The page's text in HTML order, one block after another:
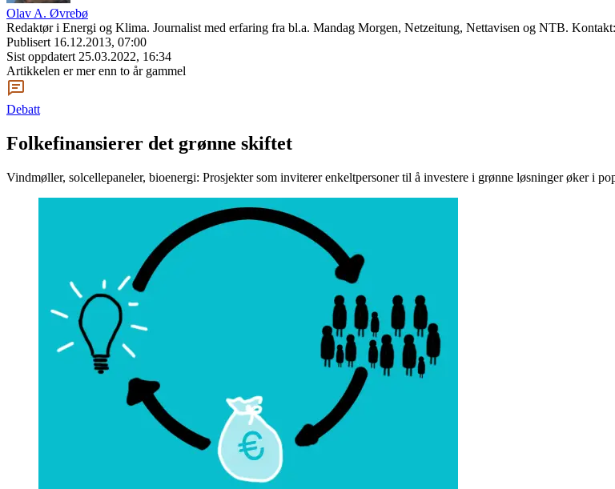
Olav A. Øvrebø
Redaktør i Energi og Klima. Journalist med erfaring fra bl.a. Mandag Morgen, Netzeitung, Nettavisen og NTB.
Publisert 16.12.2013, 07:00
Sist oppdatert 25.03.2022, 16:34
Artikkelen er mer enn to år gammel
Debatt
Folkefinansierer det grønne skiftet
Vindmøller, solcellepaneler, bioenergi: Prosjekter som inviterer enkeltpersoner til å investere i grønne løsninger øker i